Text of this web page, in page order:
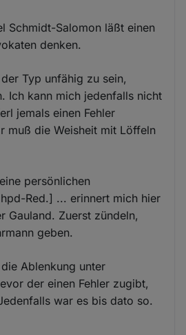
Schmidt-Salomon läßt einen
denken.
Typ unfähig zu sein,
Ich kann mich jedenfalls nicht
jemals einen Fehler
muß die Weisheit mit Löffeln
persönlichen
Red.] ... erinnert mich hier
Gauland. Zuerst zündeln,
geben.
Ablenkung unter
der einen Fehler zugibt,
war es bis dato so.